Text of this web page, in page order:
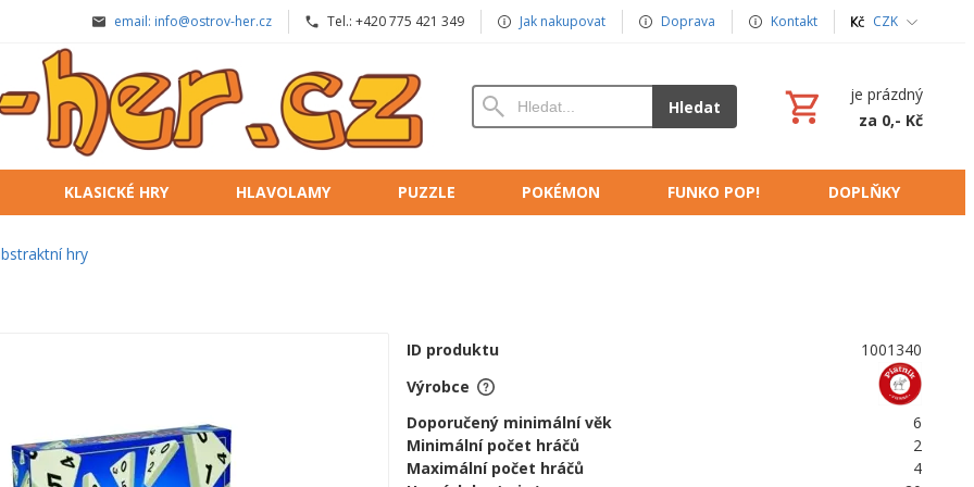
email: info@ostrov-her.cz Tel.: +420 775 421 349 Jak nakupovat Doprava Kontakt CZK
Hledat
je prázdný
za 0,- Kč
KLASICKÉ HRY HLAVOLAMY PUZZLE POKÉMON FUNKO POP! DOPLŇKY
hry
ID produktu
1001340
Výrobce
Doporučený minimální věk
6
Minimální počet hráčů
2
Maximální počet hráčů
4